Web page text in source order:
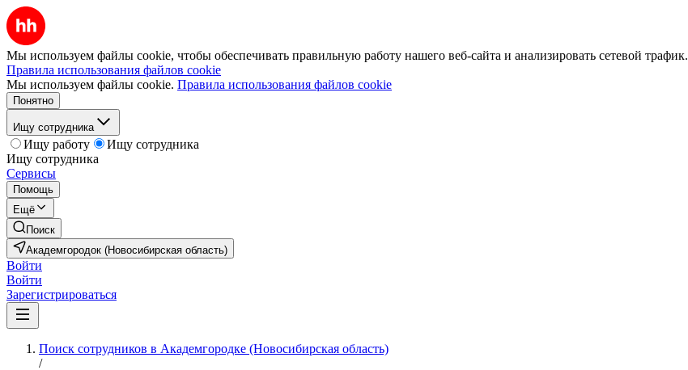
Мы используем файлы cookie, чтобы обеспечивать правильную работу нашего веб-сайта и анализировать сетевой трафик.
Правила использования файлов cookie
Мы используем файлы cookie. Правила использования файлов cookie
Понятно
Ищу сотрудника
Ищу работу
Ищу сотрудника
Ищу сотрудника
Сервисы
Помощь
Ещё
Поиск
Академгородок (Новосибирская область)
Войти
Войти
Зарегистрироваться
Поиск сотрудников в Академгородке (Новосибирская область)
/